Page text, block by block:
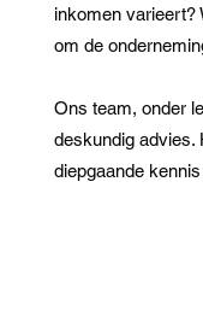
inkomen varieert?
om de
Ons team, onder
deskundig advies.
diepgaande